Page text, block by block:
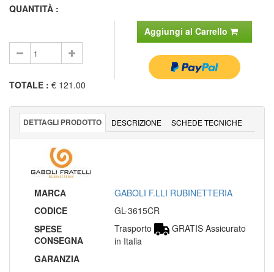
QUANTITÀ :
Aggiungi al Carrello
TOTALE : € 121.00
DETTAGLI PRODOTTO DESCRIZIONE SCHEDE TECNICHE
MARCA
GABOLI F.LLI RUBINETTERIA
CODICE
GL-3615CR
SPESE
CONSEGNA
Trasporto
GRATIS Assicurato
in Italia
GARANZIA